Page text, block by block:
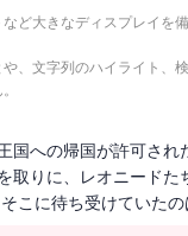
ど大きなディスプレイを
、文字列のハイライト、
国への帰国が許可され
取りに、レオニードた
こに待ち受けていた